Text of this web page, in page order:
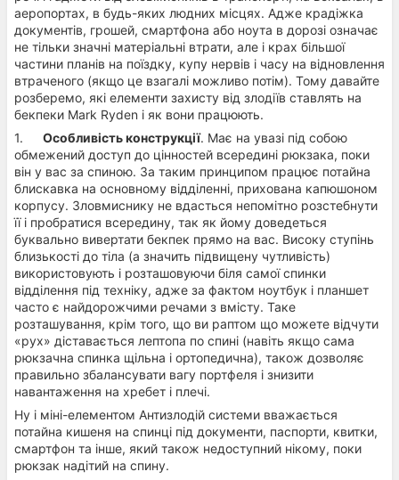
аеропортах, в будь-яких людних місцях. Адже крадіжка
документів, грошей, смартфона або ноута в дорозі означає
не тільки значні матеріальні втрати, але і крах більшої
частини планів на поїздку, купу нервів і часу на відновлення
втраченого (якщо це взагалі можливо потім). Тому давайте
розберемо, які елементи захисту від злодіїв ставлять на
бекпеки Mark Ryden і як вони працюють.
1.
Особливість конструкції. Має на увазі під собою
обмежений доступ до цінностей всередині рюкзака, поки
він у вас за спиною. За таким принципом працює потайна
блискавка на основному відділенні, прихована капюшоном
корпусу. Зловмиснику не вдасться непомітно розстебнути
її і пробратися всередину, так як йому доведеться
буквально вивертати бекпек прямо на вас. Високу ступінь
близькості до тіла (а значить підвищену чутливість)
використовують і розташовуючи біля самої спинки
відділення під техніку, адже за фактом ноутбук і планшет
часто є найдорожчими речами з вмісту. Таке
розташування, крім того, що ви раптом що можете відчути
«рух» діставається лептопа по спині (навіть якщо сама
рюкзачна спинка щільна і ортопедична), також дозволяє
правильно збалансувати вагу портфеля і знизити
навантаження на хребет і плечі.
Ну і міні-елементом Антизлодій системи вважається
потайна кишеня на спинці під документи, паспорти, квитки,
смартфон та інше, який також недоступний нікому, поки
рюкзак надітий на спину.